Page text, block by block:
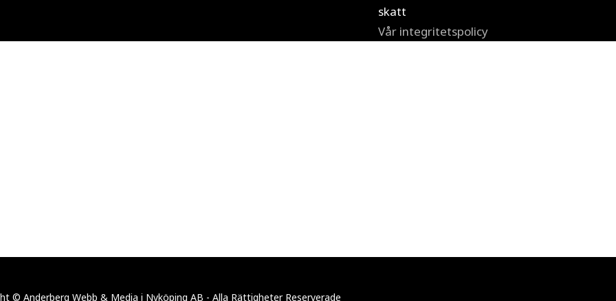
skatt
Vår integritetspolicy
© Anderberg Webb & Media i Nyköping AB - Alla Rättigheter Reserverade